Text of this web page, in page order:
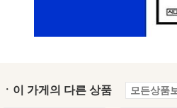
ㆍ이 가게의 다른 상품 모든상품